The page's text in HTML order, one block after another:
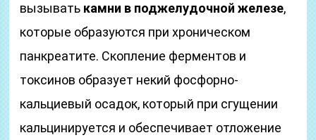
вызывать камни в поджелудочной железе,
которые образуются при хроническом
панкреатите. Скопление ферментов и
токсинов образует некий фосфорно-
кальциевый осадок, который при сгущении
кальцинируется и обеспечивает отложение